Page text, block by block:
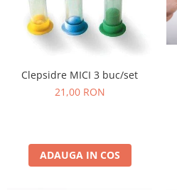
Clepsidre MICI 3 buc/set
21,00 RON
ADAUGA IN COS